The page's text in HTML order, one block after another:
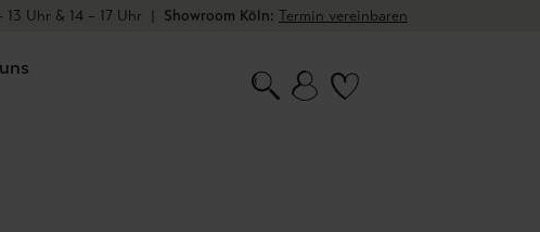
13 Uhr & 14 – 17 Uhr | Showroom Köln: Termin vereinbaren